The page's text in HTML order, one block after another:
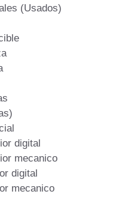
(Usados)
digital
mecanico
digital
mecanico